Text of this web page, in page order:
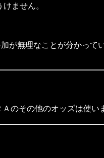
ません。
が無理なことが分かって
のその他のオッズは使い